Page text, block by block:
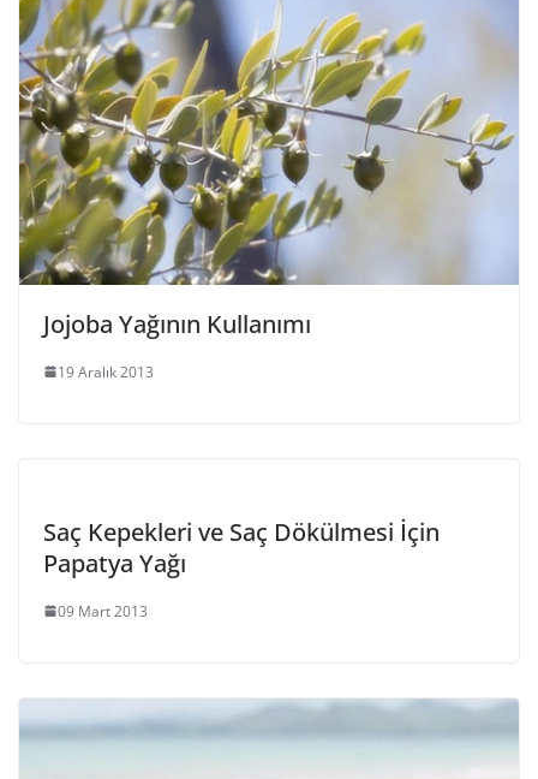
Jojoba Yağının Kullanımı
19 Aralık 2013
Saç Kepekleri ve Saç Dökülmesi İçin
Papatya Yağı
09 Mart 2013